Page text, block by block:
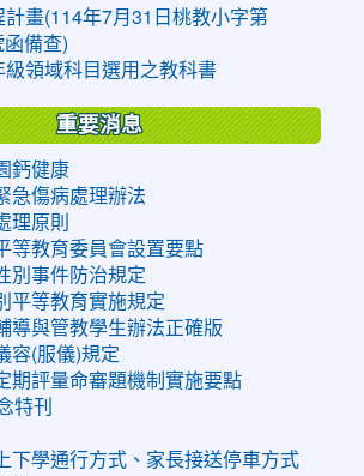
計畫(114年7月31日桃教小字第
備查)
級領域科目選用之教科書
重要消息
鈣健康
急傷病處理辦法
理原則
等教育委員會設置要點
別事件防治規定
平等教育實施規定
導與管教學生辦法正確版
容(服儀)規定
期評量命審題機制實施要點
特刊
下學通行方式、家長接送停車方式